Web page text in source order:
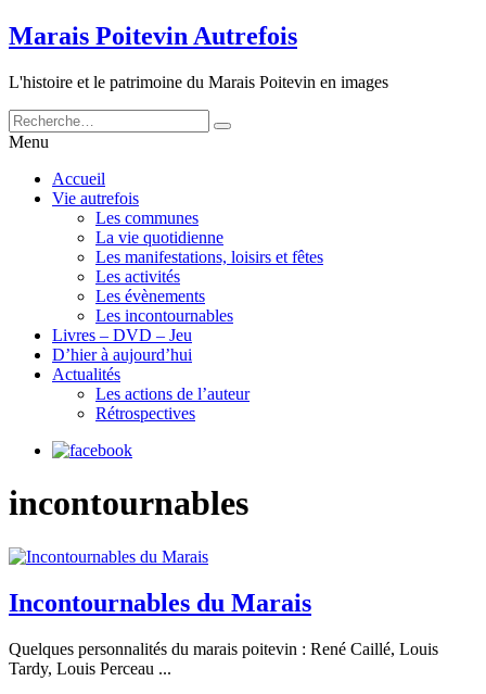
Marais Poitevin Autrefois
L'histoire et le patrimoine du Marais Poitevin en images
Menu
Accueil
Vie autrefois
Les communes
La vie quotidienne
Les manifestations, loisirs et fêtes
Les activités
Les évènements
Les incontournables
Livres – DVD – Jeu
D’hier à aujourd’hui
Actualités
Les actions de l’auteur
Rétrospectives
incontournables
Incontournables du Marais
Quelques personnalités du marais poitevin : René Caillé, Louis
Tardy, Louis Perceau ...